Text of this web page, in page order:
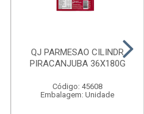
QJ PARMESAO CILINDR
PIRACANJUBA 36X180G
Código: 45608
Embalagem: Unidade